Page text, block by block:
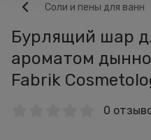
Соли и пены для ванн
Бурлящий шар
ароматом
Fabrik
0